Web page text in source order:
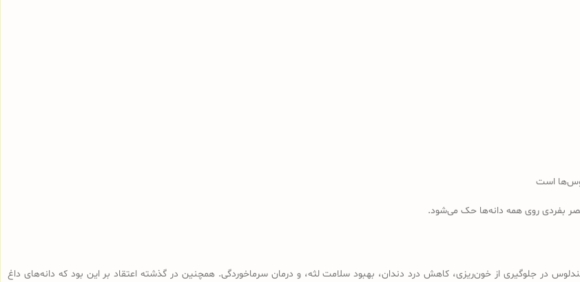
است
بفردی روی همه دانه‌ها حک می‌شود.
در جلوگیری از خون‌ریزی، کاهش درد دندان، بهبود سلامت لثه، و درمان سرماخوردگی. همچنین در گذشته اعتقاد بر این بود که دانه‌های داغ